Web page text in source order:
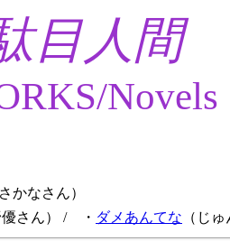
目人間
Novels
かなさん）
さん） / ・ ダメあんてな （じ